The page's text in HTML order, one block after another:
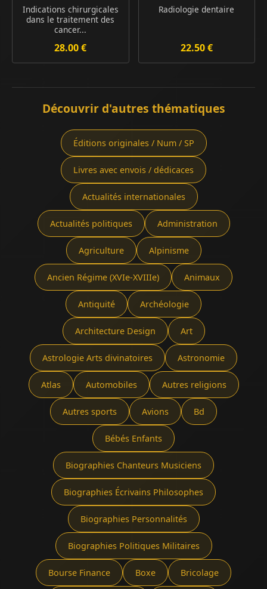
Indications chirurgicales
dans le traitement des
cancer...
28.00 €
Radiologie dentaire
22.50 €
Découvrir d'autres thématiques
Éditions originales / Num / SP
Livres avec envois / dédicaces
Actualités internationales
Actualités politiques Administration
Agriculture Alpinisme
Ancien Régime (XVIe-XVIIIe) Animaux
Antiquité Archéologie
Architecture Design Art
Astrologie Arts divinatoires Astronomie
Atlas Automobiles Autres religions
Autres sports Avions Bd
Bébés Enfants
Biographies Chanteurs Musiciens
Biographies Écrivains Philosophes
Biographies Personnalités
Biographies Politiques Militaires
Bourse Finance Boxe Bricolage